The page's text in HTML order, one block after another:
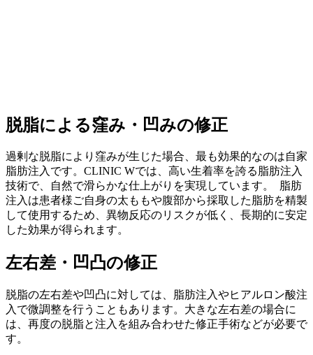
脱脂による窪み・凹みの修正
過剰な脱脂により窪みが生じた場合、最も効果的なのは自家
脂肪注入です。CLINIC Wでは、高い生着率を誇る脂肪注入
技術で、自然で滑らかな仕上がりを実現しています。 脂肪
注入は患者様ご自身の太ももや腹部から採取した脂肪を精製
して使用するため、異物反応のリスクが低く、長期的に安定
した効果が得られます。
左右差・凹凸の修正
脱脂の左右差や凹凸に対しては、脂肪注入やヒアルロン酸注
入で微調整を行うこともあります。大きな左右差の場合に
は、再度の脱脂と注入を組み合わせた修正手術などが必要で
す。